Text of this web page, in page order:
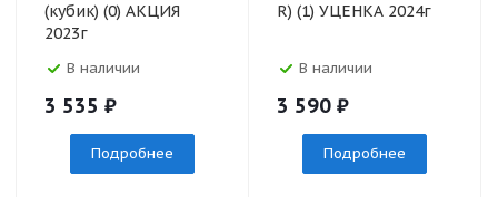
(кубик) (0) АКЦИЯ
2023г
В наличии
3 535 ₽
Подробнее
R) (1) УЦЕНКА 2024г
В наличии
3 590 ₽
Подробнее